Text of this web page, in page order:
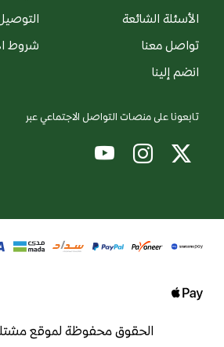
الأسئلة الشائعة
تواصل معنا
انضم إلينا
شروط
تابعونا على منصات التواصل الاجتماعي عبر
الحقوق محفوظة لموقع مشتلي